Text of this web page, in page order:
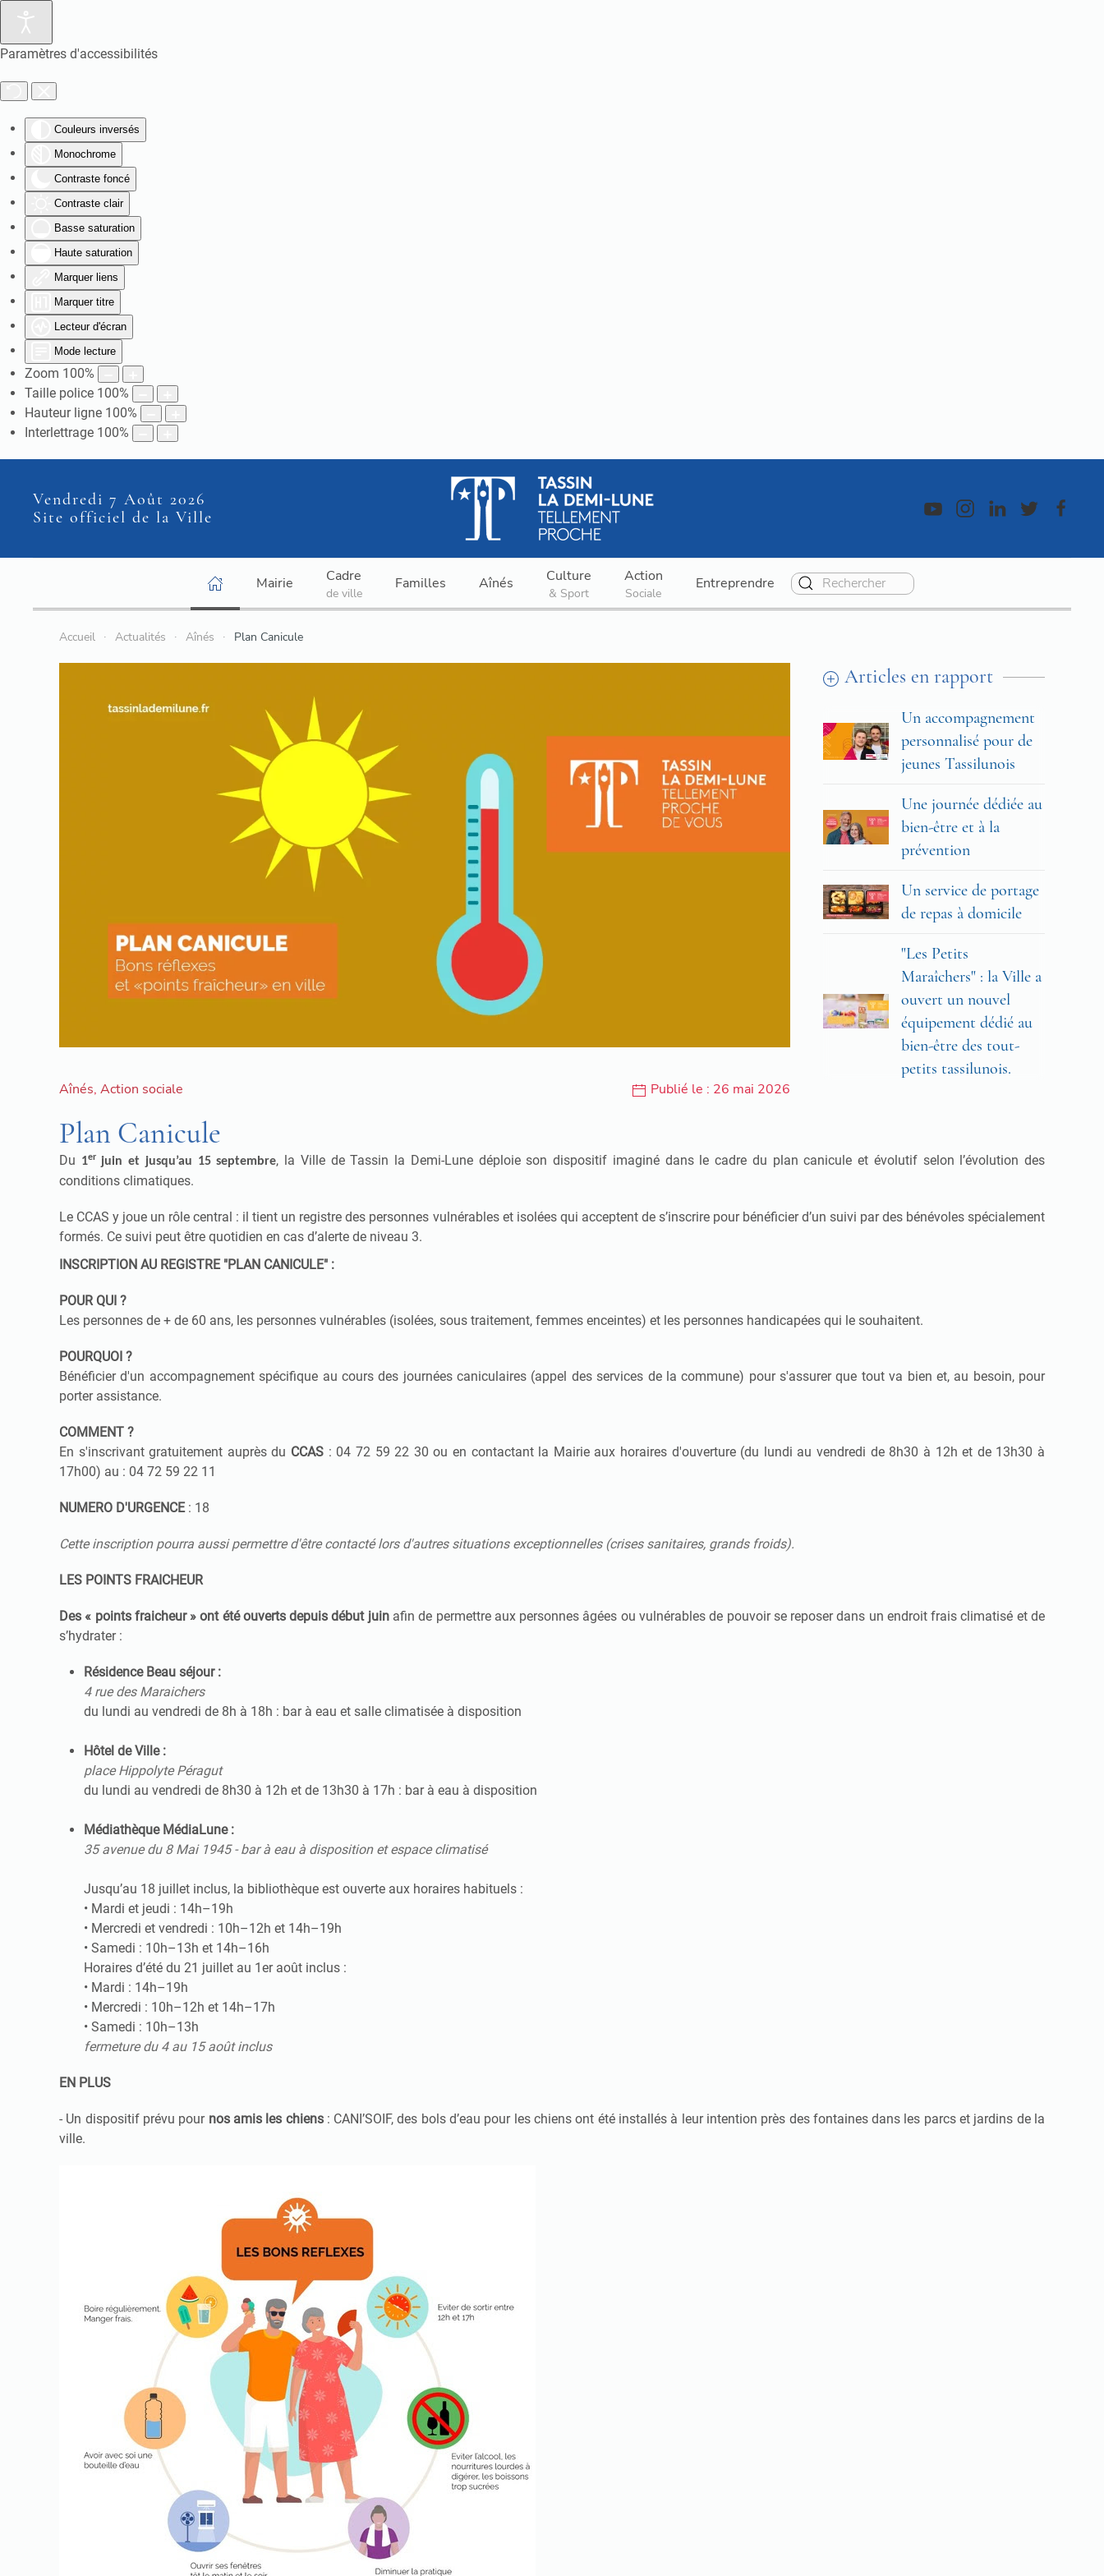
Paramètres d'accessibilités
Couleurs inversés
Monochrome
Contraste foncé
Contraste clair
Basse saturation
Haute saturation
Marquer liens
Marquer titre
Lecteur d'écran
Mode lecture
Zoom 100%
Taille police 100%
Hauteur ligne 100%
Interlettrage 100%
Vendredi 7 Août 2026
Site officiel de la Ville
Mairie Cadre
de ville
Familles Aînés Culture
& Sport
Action
Sociale
Entreprendre
Accueil Actualités Aînés Plan Canicule
Articles en rapport
Un accompagnement
personnalisé pour de
jeunes Tassilunois
Une journée dédiée au
bien-être et à la
prévention
Un service de portage
de repas à domicile
"Les Petits
Maraîchers" : la Ville a
ouvert un nouvel
équipement dédié au
bien-être des tout-
petits tassilunois.
Aînés, Action sociale Publié le : 26 mai 2026
Plan Canicule
Du 1erjuin et jusqu’au 15 septembre, la Ville de Tassin la Demi-Lune déploie son dispositif imaginé dans le cadre du plan canicule et évolutif selon l’évolution des
conditions climatiques.
Le CCAS y joue un rôle central : il tient un registre des personnes vulnérables et isolées qui acceptent de s’inscrire pour bénéficier d’un suivi par des bénévoles spécialement
formés. Ce suivi peut être quotidien en cas d’alerte de niveau 3.
INSCRIPTION AU REGISTRE "PLAN CANICULE" :
POUR QUI ?
Les personnes de + de 60 ans, les personnes vulnérables (isolées, sous traitement, femmes enceintes) et les personnes handicapées qui le souhaitent.
POURQUOI ?
Bénéficier d'un accompagnement spécifique au cours des journées caniculaires (appel des services de la commune) pour s'assurer que tout va bien et, au besoin, pour
porter assistance.
COMMENT ?
En s'inscrivant gratuitement auprès du CCAS : 04 72 59 22 30 ou en contactant la Mairie aux horaires d'ouverture (du lundi au vendredi de 8h30 à 12h et de 13h30 à
17h00) au : 04 72 59 22 11
NUMERO D'URGENCE: 18
Cette inscription pourra aussi permettre d'être contacté lors d'autres situations exceptionnelles (crises sanitaires, grands froids).
LES POINTS FRAICHEUR
Des « points fraicheur » ont été ouverts depuis début juinafin de permettre aux personnes âgées ou vulnérables de pouvoir se reposer dans un endroit frais climatisé et de
s’hydrater :
Résidence Beau séjour :
4 rue des Maraichers
du lundi au vendredi de 8h à 18h : bar à eau et salle climatisée à disposition
Hôtel de Ville :
place Hippolyte Péragut
du lundi au vendredi de 8h30 à 12h et de 13h30 à 17h : bar à eau à disposition
Médiathèque MédiaLune :
35 avenue du 8 Mai 1945 - bar à eau à disposition et espace climatisé
Jusqu’au 18 juillet inclus, la bibliothèque est ouverte aux horaires habituels :
• Mardi et jeudi : 14h–19h
• Mercredi et vendredi : 10h–12h et 14h–19h
• Samedi : 10h–13h et 14h–16h
Horaires d’été du 21 juillet au 1er août inclus :
• Mardi : 14h–19h
• Mercredi : 10h–12h et 14h–17h
• Samedi : 10h–13h
fermeture du 4 au 15 août inclus
EN PLUS
- Un dispositif prévu pour nos amis les chiens: CANI’SOIF, des bols d’eau pour les chiens ont été installés à leur intention près des fontaines dans les parcs et jardins de la
ville.